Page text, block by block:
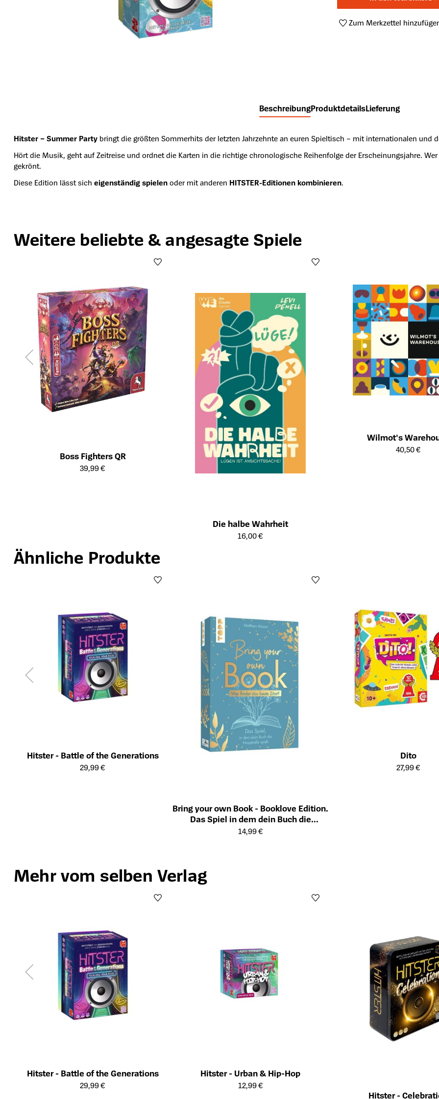
Zum Merkzettel
BeschreibungProduktdetailsLieferung
Hitster – Summer Party bringt die größten Sommerhits der letzten Jahrzehnte an euren Spieltisch – mit internationalen und
Hört die Musik, geht auf Zeitreise und ordnet die Karten in die richtige chronologische Reihenfolge der Erscheinungsjahre.
gekrönt.
Diese Edition lässt sich eigenständig spielen oder mit anderen HITSTER-Editionen kombinieren.
Produktgalerie überspringen
Weitere beliebte & angesagte Spiele
Boss Fighters QR
Öffnet die Detailseite des Produkts
39,99 €
Die halbe Wahrheit
Öffnet die Detailseite des Produkts
16,00 €
Wilmot's
Öffnet die Detailseite des
40,50 €
Ähnliche Produkte
Hitster - Battle of the Generations
Öffnet die Detailseite des Produkts
29,99 €
Bring your own Book - Booklove Edition.
Das Spiel in dem dein Buch die
Hauptrolle spielt!
Öffnet die Detailseite des Produkts
14,99 €
Dito
Öffnet die Detailseite des
27,99 €
Mehr vom selben Verlag
Hitster - Battle of the Generations
Öffnet die Detailseite des Produkts
29,99 €
Hitster - Urban & Hip-Hop
Öffnet die Detailseite des Produkts
12,99 €
Hitster -